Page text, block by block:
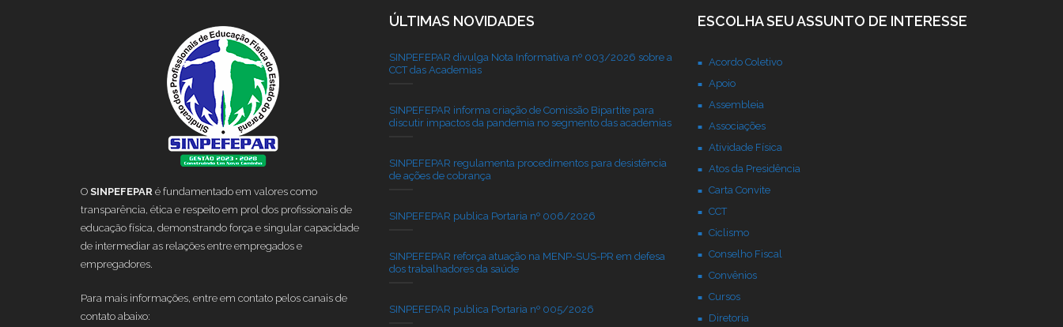
O SINPEFEPAR é fundamentado em valores como
transparência, ética e respeito em prol dos profissionais de
educação física, demonstrando força e singular capacidade
de intermediar as relações entre empregados e
empregadores.
Para mais informações, entre em contato pelos canais de
contato abaixo:
ÚLTIMAS NOVIDADES
SINPEFEPAR divulga Nota Informativa nº 003/2026 sobre a
CCT das Academias
SINPEFEPAR informa criação de Comissão Bipartite para
discutir impactos da pandemia no segmento das academias
SINPEFEPAR regulamenta procedimentos para desistência
de ações de cobrança
SINPEFEPAR publica Portaria nº 006/2026
SINPEFEPAR reforça atuação na MENP-SUS-PR em defesa
dos trabalhadores da saúde
SINPEFEPAR publica Portaria nº 005/2026
ESCOLHA SEU ASSUNTO DE INTERESSE
Acordo Coletivo
Apoio
Assembleia
Associações
Atividade Física
Atos da Presidência
Carta Convite
CCT
Ciclismo
Conselho Fiscal
Convênios
Cursos
Diretoria